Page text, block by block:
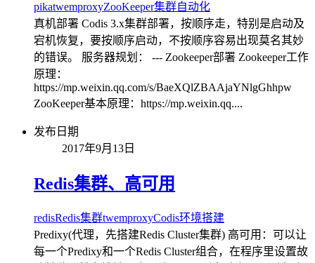
pikatwemproxyZooKeeper集群自动化
真机部署 Codis 3.x集群部署，按顺序走，特别是启动及
宕机恢复，要按顺序启动，不按顺序容易出现莫名其妙
的错误。 服务器规划： --- Zookeeper部署 Zookeeper工作
原理：
https://mp.weixin.qq.com/s/BaeXQlZBAAjaYNlgGhhpw
ZooKeeper基本原理：https://mp.weixin.qq....
发布日期
2017年9月13日
Redis集群、高可用
redisRedis集群twemproxyCodis环境搭建
Predixy(代理，先搭建Redis Cluster集群) 高可用：可以让
每一个Predixy和一个Redis Cluster组合，在程序里设置故